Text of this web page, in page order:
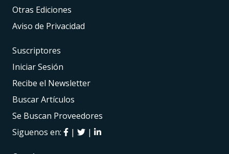
Otras Ediciones
Aviso de Privacidad
Suscriptores
Iniciar Sesión
Recibe el Newsletter
Buscar Artículos
Se Buscan Proveedores
Siguenos en:
| |